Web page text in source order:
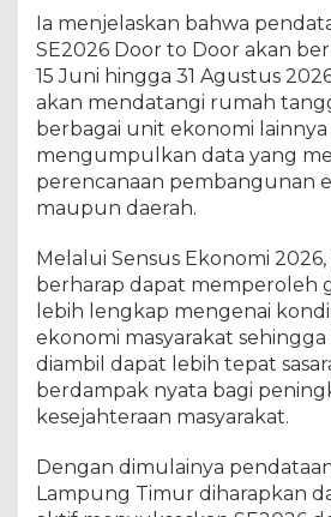
Ia menjelaskan bahwa
SE2026 Door to Door akan
15 Juni hingga 31 Agustus
akan mendatangi rumah
berbagai unit ekonomi
mengumpulkan data yang
perencanaan pembangunan
maupun daerah.
Melalui Sensus Ekonomi
berharap dapat memperoleh
lebih lengkap mengenai
ekonomi masyarakat
diambil dapat lebih tepat
berdampak nyata bagi
kesejahteraan masyarakat.
Dengan dimulainya
Lampung Timur diharapkan